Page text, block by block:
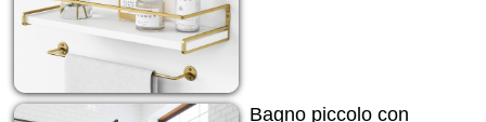
Bagno piccolo con